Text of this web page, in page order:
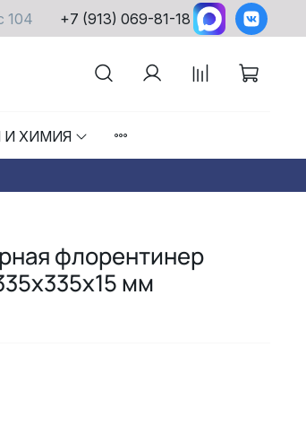
104 +7 (913) 069-81-18
И ХИМИЯ
флорентинер
мм